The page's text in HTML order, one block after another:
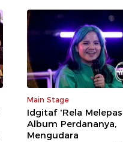
Main Stage
Idgitaf 'Rela
Album Perdananya,
Mengudara